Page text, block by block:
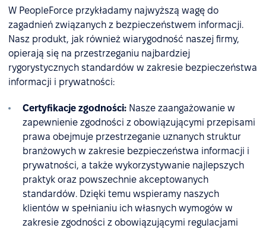
W PeopleForce przykładamy najwyższą wagę do
zagadnień związanych z bezpieczeństwem informacji.
Nasz produkt, jak również wiarygodność naszej firmy,
opierają się na przestrzeganiu najbardziej
rygorystycznych standardów w zakresie bezpieczeństwa
informacji i prywatności:
Certyfikacje zgodności: Nasze zaangażowanie w
zapewnienie zgodności z obowiązującymi przepisami
prawa obejmuje przestrzeganie uznanych struktur
branżowych w zakresie bezpieczeństwa informacji i
prywatności, a także wykorzystywanie najlepszych
praktyk oraz powszechnie akceptowanych
standardów. Dzięki temu wspieramy naszych
klientów w spełnianiu ich własnych wymogów w
zakresie zgodności z obowiązującymi regulacjami